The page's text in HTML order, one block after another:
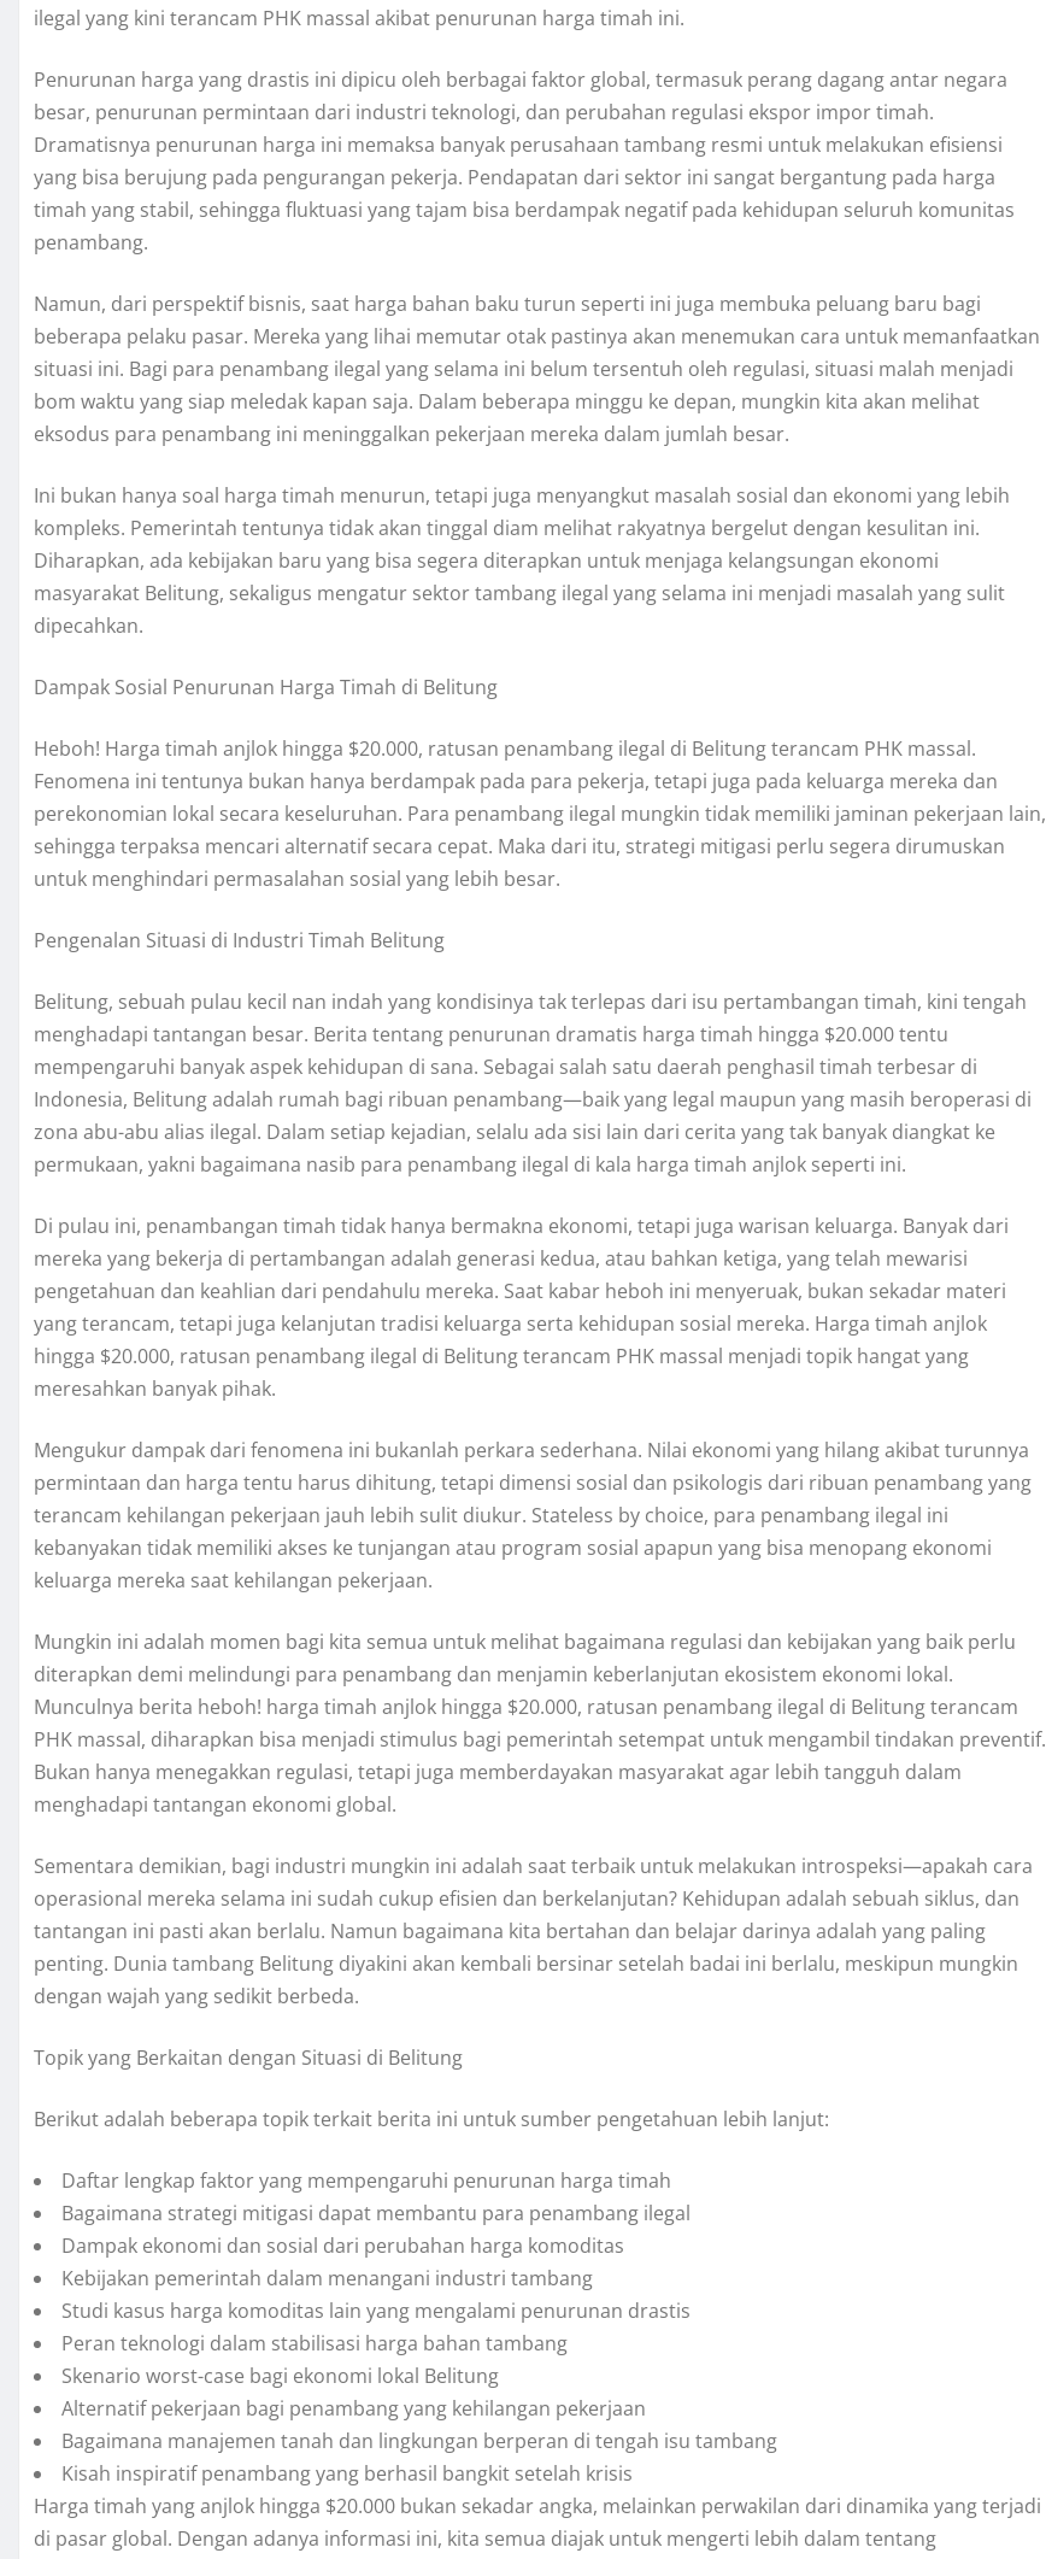
ilegal yang kini terancam PHK massal akibat penurunan harga timah ini.
Penurunan harga yang drastis ini dipicu oleh berbagai faktor global, termasuk perang dagang antar negara
besar, penurunan permintaan dari industri teknologi, dan perubahan regulasi ekspor impor timah.
Dramatisnya penurunan harga ini memaksa banyak perusahaan tambang resmi untuk melakukan efisiensi
yang bisa berujung pada pengurangan pekerja. Pendapatan dari sektor ini sangat bergantung pada harga
timah yang stabil, sehingga fluktuasi yang tajam bisa berdampak negatif pada kehidupan seluruh komunitas
penambang.
Namun, dari perspektif bisnis, saat harga bahan baku turun seperti ini juga membuka peluang baru bagi
beberapa pelaku pasar. Mereka yang lihai memutar otak pastinya akan menemukan cara untuk memanfaatkan
situasi ini. Bagi para penambang ilegal yang selama ini belum tersentuh oleh regulasi, situasi malah menjadi
bom waktu yang siap meledak kapan saja. Dalam beberapa minggu ke depan, mungkin kita akan melihat
eksodus para penambang ini meninggalkan pekerjaan mereka dalam jumlah besar.
Ini bukan hanya soal harga timah menurun, tetapi juga menyangkut masalah sosial dan ekonomi yang lebih
kompleks. Pemerintah tentunya tidak akan tinggal diam melihat rakyatnya bergelut dengan kesulitan ini.
Diharapkan, ada kebijakan baru yang bisa segera diterapkan untuk menjaga kelangsungan ekonomi
masyarakat Belitung, sekaligus mengatur sektor tambang ilegal yang selama ini menjadi masalah yang sulit
dipecahkan.
Dampak Sosial Penurunan Harga Timah di Belitung
Heboh! Harga timah anjlok hingga $20.000, ratusan penambang ilegal di Belitung terancam PHK massal.
Fenomena ini tentunya bukan hanya berdampak pada para pekerja, tetapi juga pada keluarga mereka dan
perekonomian lokal secara keseluruhan. Para penambang ilegal mungkin tidak memiliki jaminan pekerjaan lain,
sehingga terpaksa mencari alternatif secara cepat. Maka dari itu, strategi mitigasi perlu segera dirumuskan
untuk menghindari permasalahan sosial yang lebih besar.
Pengenalan Situasi di Industri Timah Belitung
Belitung, sebuah pulau kecil nan indah yang kondisinya tak terlepas dari isu pertambangan timah, kini tengah
menghadapi tantangan besar. Berita tentang penurunan dramatis harga timah hingga $20.000 tentu
mempengaruhi banyak aspek kehidupan di sana. Sebagai salah satu daerah penghasil timah terbesar di
Indonesia, Belitung adalah rumah bagi ribuan penambang—baik yang legal maupun yang masih beroperasi di
zona abu-abu alias ilegal. Dalam setiap kejadian, selalu ada sisi lain dari cerita yang tak banyak diangkat ke
permukaan, yakni bagaimana nasib para penambang ilegal di kala harga timah anjlok seperti ini.
Di pulau ini, penambangan timah tidak hanya bermakna ekonomi, tetapi juga warisan keluarga. Banyak dari
mereka yang bekerja di pertambangan adalah generasi kedua, atau bahkan ketiga, yang telah mewarisi
pengetahuan dan keahlian dari pendahulu mereka. Saat kabar heboh ini menyeruak, bukan sekadar materi
yang terancam, tetapi juga kelanjutan tradisi keluarga serta kehidupan sosial mereka. Harga timah anjlok
hingga $20.000, ratusan penambang ilegal di Belitung terancam PHK massal menjadi topik hangat yang
meresahkan banyak pihak.
Mengukur dampak dari fenomena ini bukanlah perkara sederhana. Nilai ekonomi yang hilang akibat turunnya
permintaan dan harga tentu harus dihitung, tetapi dimensi sosial dan psikologis dari ribuan penambang yang
terancam kehilangan pekerjaan jauh lebih sulit diukur. Stateless by choice, para penambang ilegal ini
kebanyakan tidak memiliki akses ke tunjangan atau program sosial apapun yang bisa menopang ekonomi
keluarga mereka saat kehilangan pekerjaan.
Mungkin ini adalah momen bagi kita semua untuk melihat bagaimana regulasi dan kebijakan yang baik perlu
diterapkan demi melindungi para penambang dan menjamin keberlanjutan ekosistem ekonomi lokal.
Munculnya berita heboh! harga timah anjlok hingga $20.000, ratusan penambang ilegal di Belitung terancam
PHK massal, diharapkan bisa menjadi stimulus bagi pemerintah setempat untuk mengambil tindakan preventif.
Bukan hanya menegakkan regulasi, tetapi juga memberdayakan masyarakat agar lebih tangguh dalam
menghadapi tantangan ekonomi global.
Sementara demikian, bagi industri mungkin ini adalah saat terbaik untuk melakukan introspeksi—apakah cara
operasional mereka selama ini sudah cukup efisien dan berkelanjutan? Kehidupan adalah sebuah siklus, dan
tantangan ini pasti akan berlalu. Namun bagaimana kita bertahan dan belajar darinya adalah yang paling
penting. Dunia tambang Belitung diyakini akan kembali bersinar setelah badai ini berlalu, meskipun mungkin
dengan wajah yang sedikit berbeda.
Topik yang Berkaitan dengan Situasi di Belitung
Berikut adalah beberapa topik terkait berita ini untuk sumber pengetahuan lebih lanjut:
Daftar lengkap faktor yang mempengaruhi penurunan harga timah
Bagaimana strategi mitigasi dapat membantu para penambang ilegal
Dampak ekonomi dan sosial dari perubahan harga komoditas
Kebijakan pemerintah dalam menangani industri tambang
Studi kasus harga komoditas lain yang mengalami penurunan drastis
Peran teknologi dalam stabilisasi harga bahan tambang
Skenario worst-case bagi ekonomi lokal Belitung
Alternatif pekerjaan bagi penambang yang kehilangan pekerjaan
Bagaimana manajemen tanah dan lingkungan berperan di tengah isu tambang
Kisah inspiratif penambang yang berhasil bangkit setelah krisis
Harga timah yang anjlok hingga $20.000 bukan sekadar angka, melainkan perwakilan dari dinamika yang terjadi
di pasar global. Dengan adanya informasi ini, kita semua diajak untuk mengerti lebih dalam tentang